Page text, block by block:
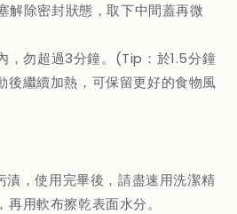
解除密封狀態，取下中間蓋再微
，勿超過3分鐘。(Tip：於1.5分鐘
後繼續加熱，可保留更好的食物風
漬，使用完畢後，請盡速用洗潔精
用軟布擦乾表面水分。